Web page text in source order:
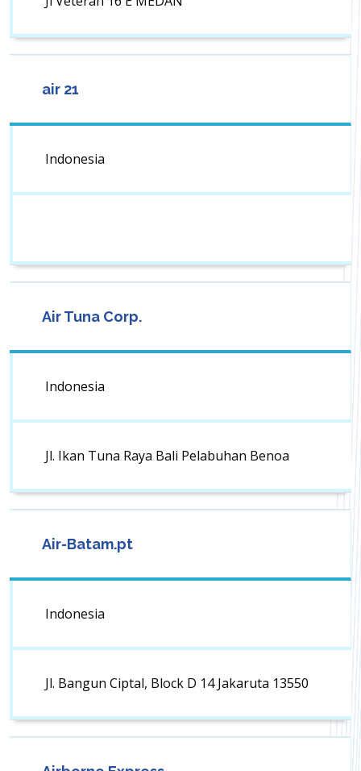
air 21
Indonesia
Air Tuna Corp.
Indonesia
Jl. Ikan Tuna Raya Bali Pelabuhan Benoa
Air-Batam.pt
Indonesia
Jl. Bangun Ciptal, Block D 14 Jakaruta 13550